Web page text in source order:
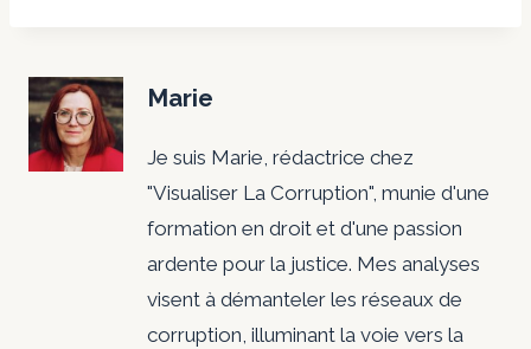
Marie
Je suis Marie, rédactrice chez
"Visualiser La Corruption", munie d'une
formation en droit et d'une passion
ardente pour la justice. Mes analyses
visent à démanteler les réseaux de
corruption, illuminant la voie vers la